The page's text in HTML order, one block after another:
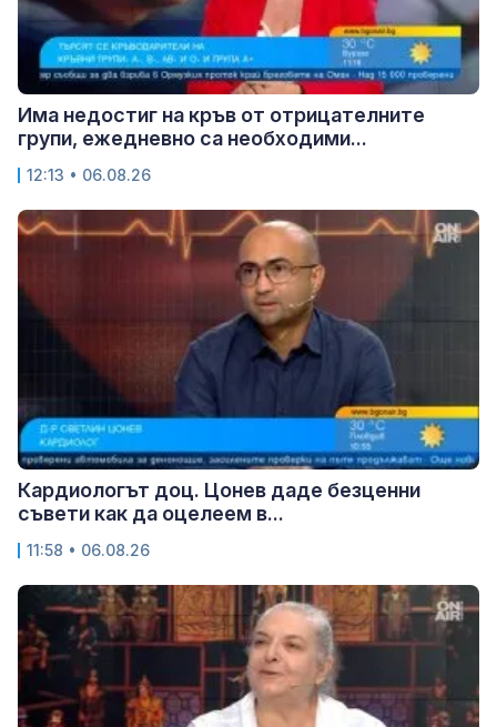
Има недостиг на кръв от отрицателните
групи, ежедневно са необходими...
12:13 • 06.08.26
Кардиологът доц. Цонев даде безценни
съвети как да оцелеем в...
11:58 • 06.08.26